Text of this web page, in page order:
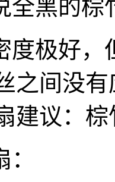
全黑的棕
度极好，
之间没
建议：